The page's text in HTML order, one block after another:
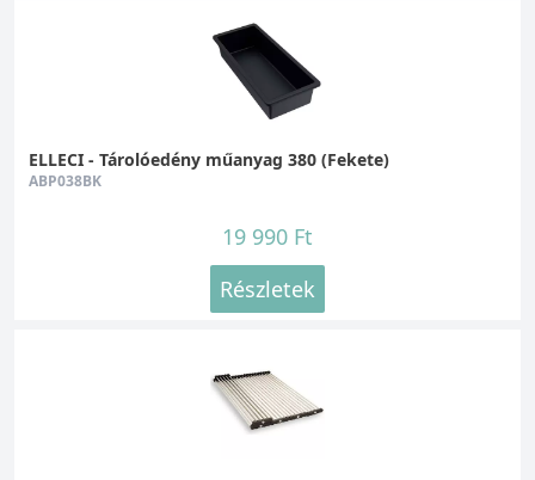
ELLECI - Tárolóedény műanyag 380 (Fekete)
ABP038BK
19 990 Ft
Részletek